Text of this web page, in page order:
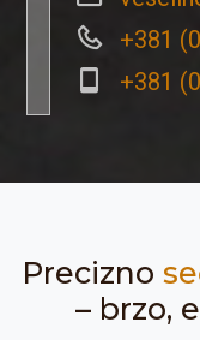
+381
+381
Precizno
– brzo,